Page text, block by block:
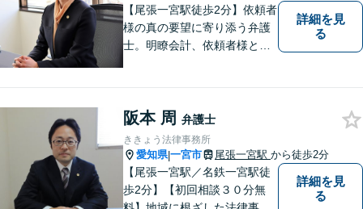
【尾張一宮駅徒歩2分】依頼者
様の真の要望に寄り添う弁護
士。明瞭会計、依頼者様との
談で多くの実績がございま
す。
詳細を見
る
阪本 周 弁護士
ききょう法律事務所
愛知県|一宮市 尾張一宮駅 から徒歩2分
【尾張一宮駅／名鉄一宮駅徒
歩2分】【初回相談３０分無
詳細を見
る